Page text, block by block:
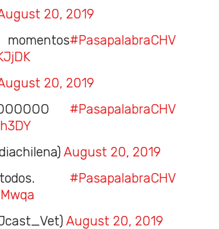
20, 2019
#PasapalabraCHV
20, 2019
#PasapalabraCHV
August 20, 2019
#PasapalabraCHV
August 20, 2019